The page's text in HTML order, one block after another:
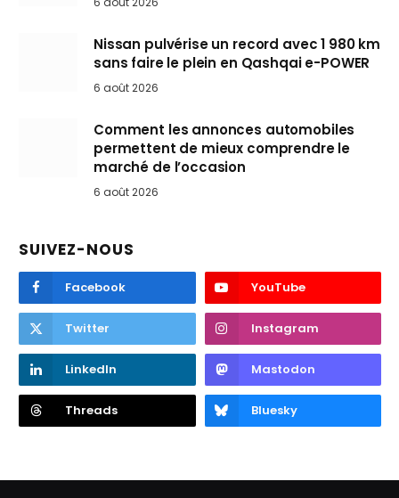
Nissan pulvérise un record avec 1 980 km
sans faire le plein en Qashqai e-POWER
6 août 2026
Comment les annonces automobiles
permettent de mieux comprendre le
marché de l’occasion
6 août 2026
SUIVEZ-NOUS
Facebook YouTube
Twitter Instagram
LinkedIn Mastodon
Threads Bluesky